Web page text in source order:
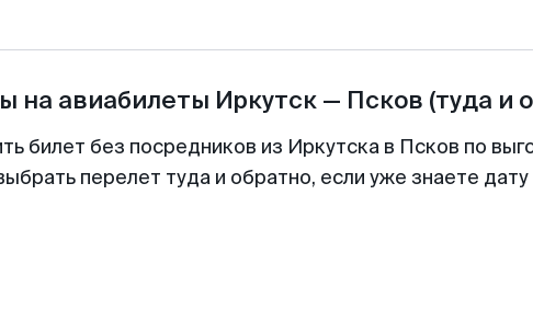
на авиабилеты Иркутск — Псков (туда и
билет без посредников из Иркутска в Псков по
перелет туда и обратно, если уже знаете